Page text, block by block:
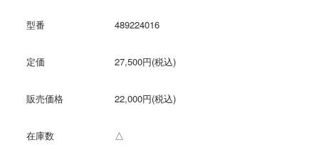
型番 489224016
定価 27,500円(税込)
販売価格 22,000円(税込)
在庫数 △